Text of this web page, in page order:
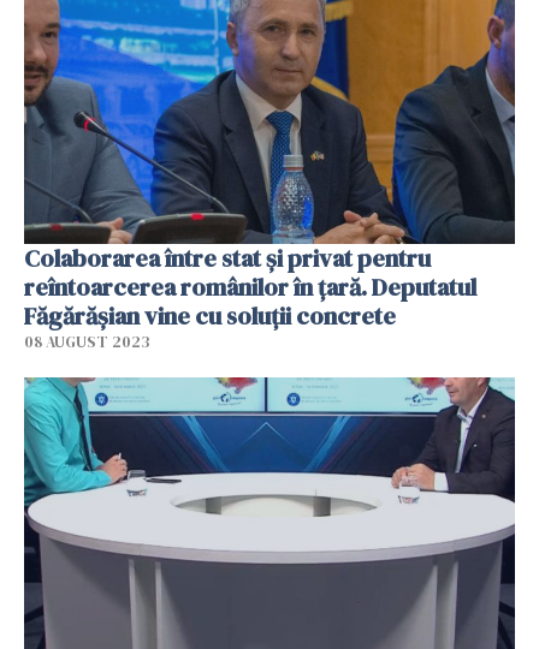
Colaborarea între stat și privat pentru
reîntoarcerea românilor în țară. Deputatul
Făgărășian vine cu soluții concrete
08 AUGUST 2023